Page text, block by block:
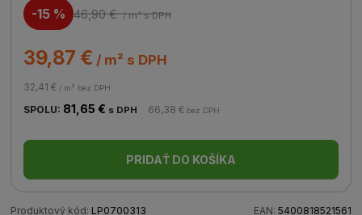
-15 % 46,90 €/ m²s DPH
39,87 € / m² s DPH
32,41 € / m² bez DPH
SPOLU: 81,65 € s DPH 66,38 € bez DPH
PRIDAŤ DO KOŠÍKA
Produktový kód: LP0700313 EAN: 5400818521561